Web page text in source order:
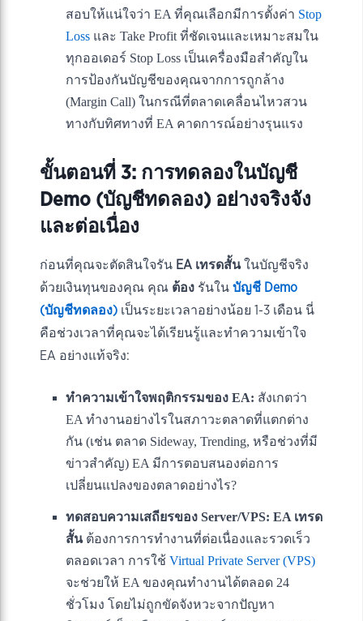
สอบให้แน่ใจว่า EA ที่คุณเลือกมีการตั้งค่า Stop
Loss และ Take Profit ที่ชัดเจนและเหมาะสมใน
ทุกออเดอร์ Stop Loss เป็นเครื่องมือสำคัญใน
การป้องกันบัญชีของคุณจากการถูกล้าง
(Margin Call) ในกรณีที่ตลาดเคลื่อนไหวสวน
ทางกับทิศทางที่ EA คาดการณ์อย่างรุนแรง
ขั้นตอนที่ 3: การทดลองในบัญชี
Demo (บัญชีทดลอง) อย่างจริงจัง
และต่อเนื่อง
ก่อนที่คุณจะตัดสินใจรัน EA เทรดสั้นในบัญชีจริง
ด้วยเงินทุนของคุณ คุณ ต้อง รันใน บัญชี Demo
(บัญชีทดลอง) เป็นระยะเวลาอย่างน้อย 1-3 เดือน นี่
คือช่วงเวลาที่คุณจะได้เรียนรู้และทำความเข้าใจ
EA อย่างแท้จริง:
ทำความเข้าใจพฤติกรรมของ EA: สังเกตว่า
EA ทำงานอย่างไรในสภาวะตลาดที่แตกต่าง
กัน (เช่น ตลาด Sideway, Trending, หรือช่วงที่มี
ข่าวสำคัญ) EA มีการตอบสนองต่อการ
เปลี่ยนแปลงของตลาดอย่างไร?
ทดสอบความเสถียรของ Server/VPS: EA เทรด
สั้นต้องการการทำงานที่ต่อเนื่องและรวดเร็ว
ตลอดเวลา การใช้ Virtual Private Server (VPS)
จะช่วยให้ EA ของคุณทำงานได้ตลอด 24
ชั่วโมง โดยไม่ถูกขัดจังหวะจากปัญหา